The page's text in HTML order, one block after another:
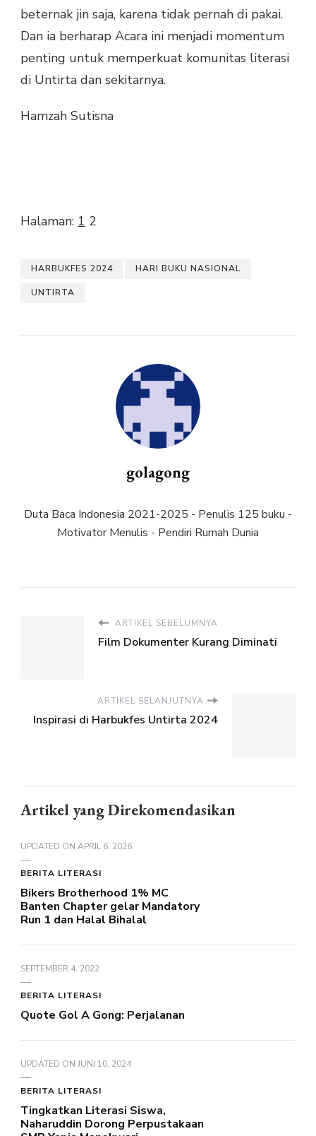
beternak jin saja, karena tidak pernah di pakai.
Dan ia berharap Acara ini menjadi momentum
penting untuk memperkuat komunitas literasi
di Untirta dan sekitarnya.
Hamzah Sutisna
Halaman: 1 2
HARBUKFES 2024 HARI BUKU NASIONAL
UNTIRTA
golagong
Duta Baca Indonesia 2021-2025 - Penulis 125 buku -
Motivator Menulis - Pendiri Rumah Dunia
ARTIKEL SEBELUMNYA
Film Dokumenter Kurang Diminati
ARTIKEL SELANJUTNYA
Inspirasi di Harbukfes Untirta 2024
Artikel yang Direkomendasikan
UPDATED ON APRIL 6, 2026
BERITA LITERASI
Bikers Brotherhood 1% MC
Banten Chapter gelar Mandatory
Run 1 dan Halal Bihalal
SEPTEMBER 4, 2022
BERITA LITERASI
Quote Gol A Gong: Perjalanan
UPDATED ON JUNI 10, 2024
BERITA LITERASI
Tingkatkan Literasi Siswa,
Naharuddin Dorong Perpustakaan